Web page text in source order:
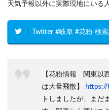
天気予報以外に実際現地にいる
Twitter #岐阜 #花粉 検
【花粉情報 関東
は大量飛散】
https://
トしましたが、まだ